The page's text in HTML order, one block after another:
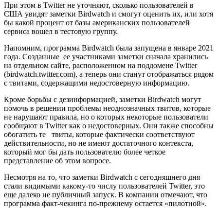
При этом в Twitter не уточняют, сколько пользователей в
США увидят заметки Birdwatch и смогут оценить их, или хотя
бы какой процент от базы американских пользователей
сервиса вошел в тестовую группу.
Напомним, программа Birdwatch была запущена в январе 2021
года. Созданные ее участниками заметки сначала хранились
на отдельном сайте, расположенном на поддомене Twitter
(birdwatch.twitter.com), а теперь они станут отображаться рядом
с твитами, содержащими недостоверную информацию.
Кроме борьбы с дезинформацией, заметки Birdwatch могут
помочь в решении проблемы неоднозначных твитов, которые
не нарушают правила, но о которых некоторые пользователи
сообщают в Twitter как о недостоверных. Они также способны
обогатить те твиты, которые фактически соответствуют
действительности, но не имеют достаточного контекста,
который мог бы дать пользователю более четкое
представление об этом вопросе.
Несмотря на то, что заметки Birdwatch с сегодняшнего дня
стали видимыми какому-то числу пользователей Twitter, это
еще далеко не публичный запуск. В компании отмечают, что
программа факт-чекинга по-прежнему остается «пилотной».